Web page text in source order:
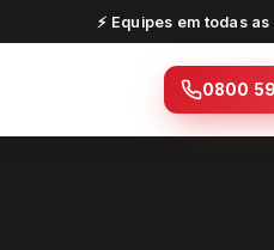
⚡ Equipes em todas
0800